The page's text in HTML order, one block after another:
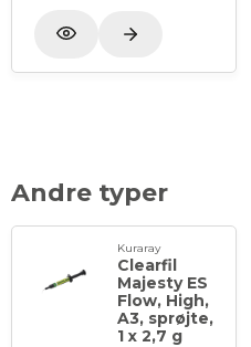
Andre typer
Kuraray
Clearfil
Majesty ES
Flow, High,
A3, sprøjte,
1 x 2,7 g